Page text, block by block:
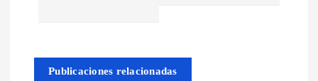
g
Publicaciones relacionadas